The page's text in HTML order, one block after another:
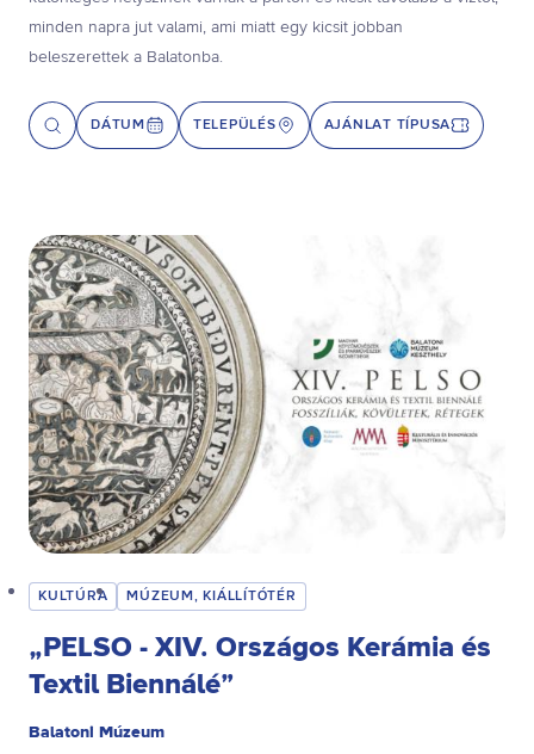
minden napra jut valami, ami miatt egy kicsit jobban
beleszerettek a Balatonba.
DÁTUM TELEPÜLÉS AJÁNLAT TÍPUSA
KULTÚRA MÚZEUM, KIÁLLÍTÓTÉR
„PELSO - XIV. Országos Kerámia és
Textil Biennálé”
Balatoni Múzeum